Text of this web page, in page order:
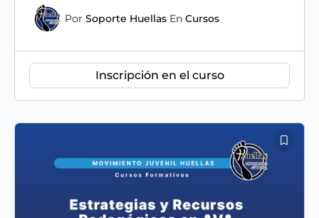
Por Soporte Huellas En Cursos
Inscripción en el curso